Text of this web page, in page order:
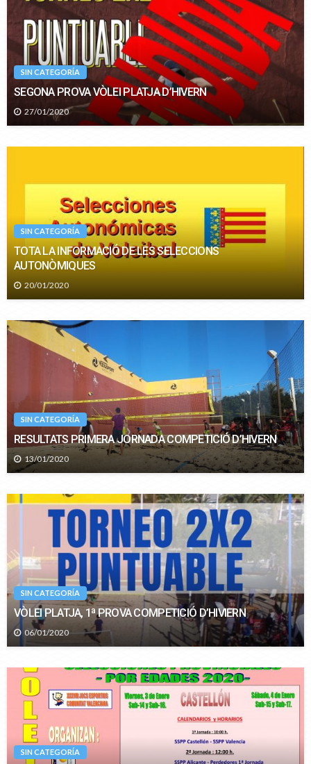
SIN CATEGORÍA
SEGONA PROVA VÒLEI PLATJA D’HIVERN
27/01/2020
SIN CATEGORÍA
TOTA LA INFORMACIÓ DE LES SELECCIONS
AUTONÒMIQUES
20/01/2020
SIN CATEGORÍA
RESULTATS PRIMERA JORNADA COMPETICIÓ D’HIVERN
13/01/2020
SIN CATEGORÍA
VÒLEI PLATJA, 1ª PROVA COMPETICIÓ D’HIVIERN
06/01/2020
SIN CATEGORÍA